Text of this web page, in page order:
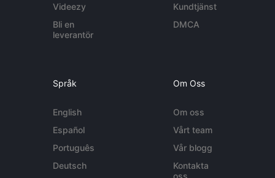
Videezy
Bli en
leverantör
Kundtjänst
DMCA
Språk
English
Español
Português
Deutsch
Om Oss
Om oss
Vårt team
Vår blogg
Kontakta
oss